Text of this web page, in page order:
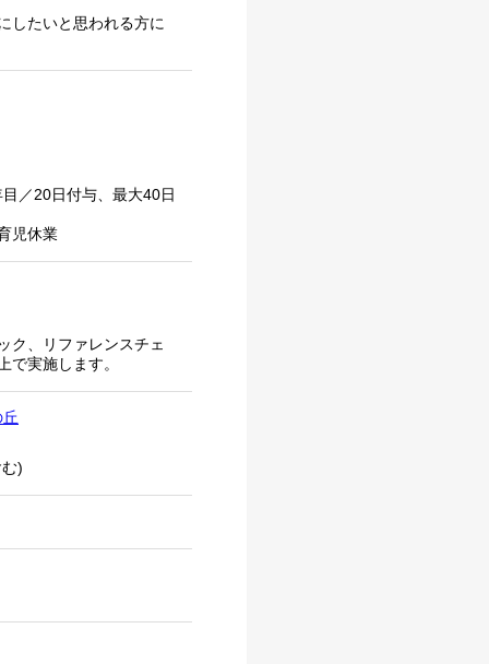
したいと思われる方に
／20日付与、最大40日
児休業
ク、リファレンスチェ
実施します。
)